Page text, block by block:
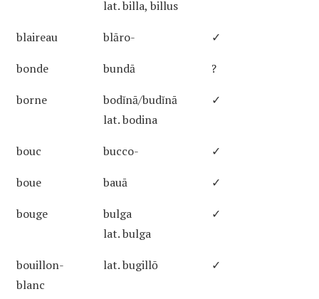
lat. billa, billus
blaireau
blāro-
✓
bonde
bundā
?
borne
bodĭnā/budĭnā
lat. bodina
✓
bouc bucco-
✓
boue
bauā
✓
bouge
bulga
lat. bulga
✓
bouillon-
blanc
lat. bugillō ✓